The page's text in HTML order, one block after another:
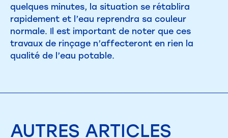
quelques minutes, la situation se rétablira
rapidement et l’eau reprendra sa couleur
normale. Il est important de noter que ces
travaux de rinçage n’affecteront en rien la
qualité de l’eau potable.
AUTRES ARTICLES